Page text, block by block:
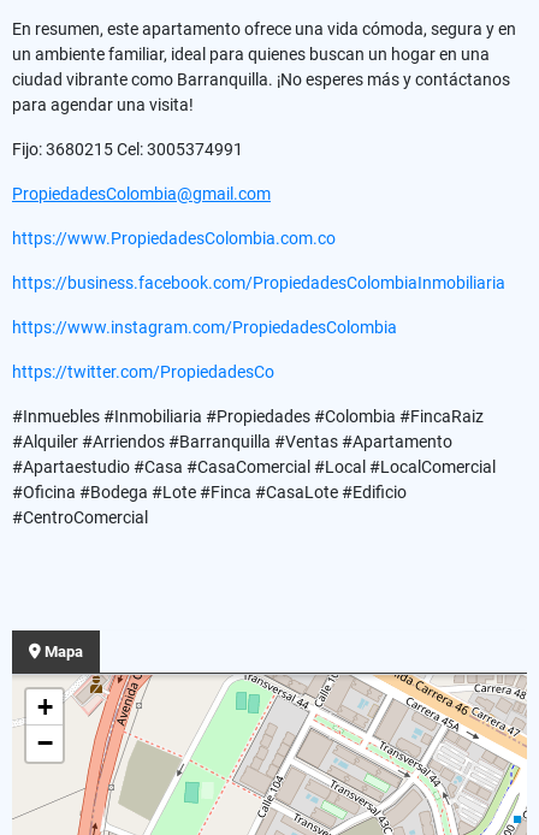
En resumen, este apartamento ofrece una vida cómoda, segura y en
un ambiente familiar, ideal para quienes buscan un hogar en una
ciudad vibrante como Barranquilla. ¡No esperes más y contáctanos
para agendar una visita!
Fijo: 3680215 Cel: 3005374991
PropiedadesColombia@gmail.com
https://www.PropiedadesColombia.com.co
https://business.facebook.com/PropiedadesColombiaInmobiliaria
https://www.instagram.com/PropiedadesColombia
https://twitter.com/PropiedadesCo
#Inmuebles #Inmobiliaria #Propiedades #Colombia #FincaRaiz
#Alquiler #Arriendos #Barranquilla #Ventas #Apartamento
#Apartaestudio #Casa #CasaComercial #Local #LocalComercial
#Oficina #Bodega #Lote #Finca #CasaLote #Edificio
#CentroComercial
Mapa
+
−